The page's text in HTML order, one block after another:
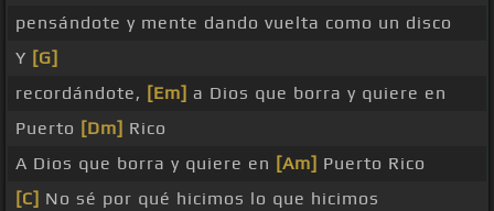
pensándote y mente dando vuelta como un disco
Y [G]
recordándote, [Em] a Dios que borra y quiere en
Puerto [Dm] Rico
A Dios que borra y quiere en [Am] Puerto Rico
[C] No sé por qué hicimos lo que hicimos